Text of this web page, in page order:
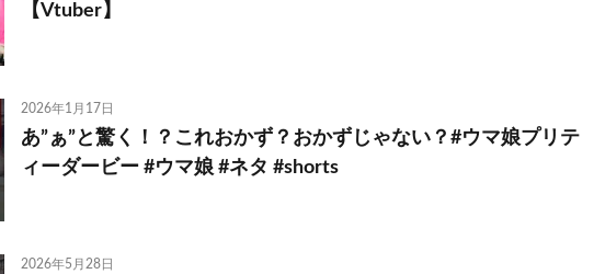
【Vtuber】
2026年1月17日
あ”ぁ”と驚く！？これおかず？おかずじゃない？#ウマ娘プリテ
ィーダービー #ウマ娘 #ネタ #shorts
2026年5月28日